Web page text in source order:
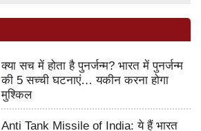
क्या सच में होता है पुनर्जन्म? भारत में पुनर्जन्म
की 5 सच्ची घटनाएं… यकीन करना होगा
मुश्किल
Anti Tank Missile of India: ये हैं भारत